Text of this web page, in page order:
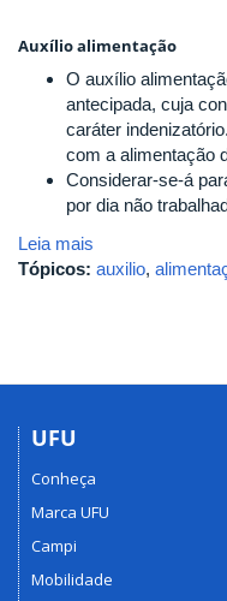
Auxílio alimentação
O auxílio
antecipada, cuja
caráter
com a alimentação
Considerar-se-á
por dia não
Leia mais
Tópicos: auxilio,
UFU
Conheça
Marca UFU
Campi
Mobilidade